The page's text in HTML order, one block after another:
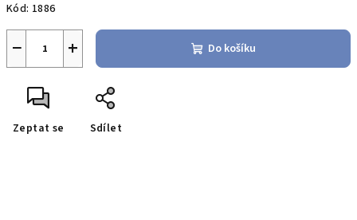
cena:
Kód: 1886
+
− Do košíku
Zeptat se Sdílet